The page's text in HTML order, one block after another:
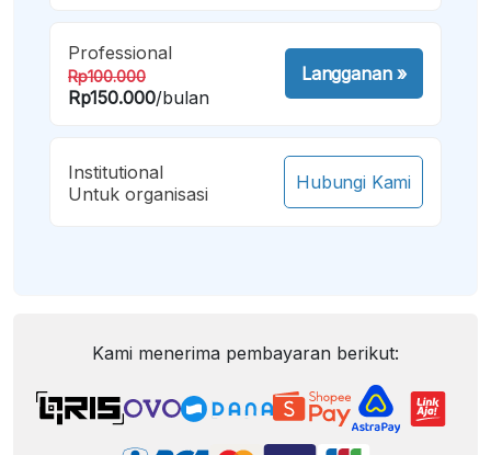
Professional
Rp100.000
Rp150.000/bulan
Langganan»
Institutional
Untuk organisasi
Hubungi Kami
Kami menerima pembayaran berikut: